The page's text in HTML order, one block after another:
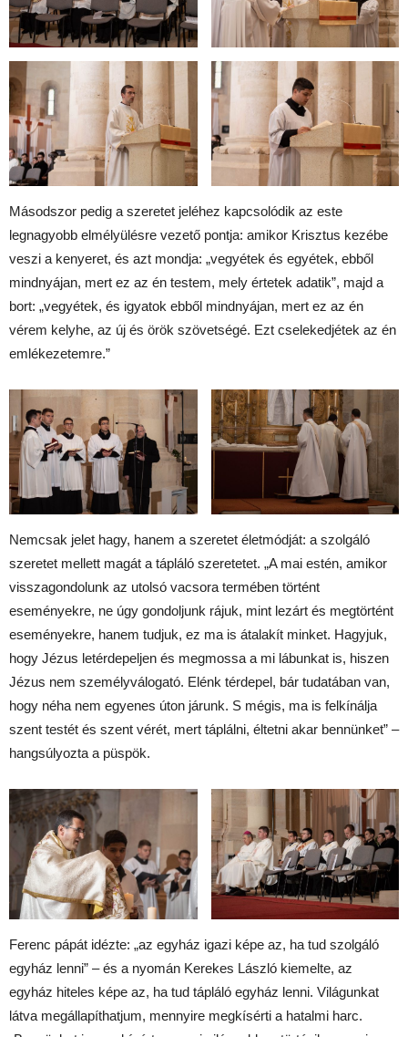
Másodszor pedig a szeretet jeléhez kapcsolódik az este
legnagyobb elmélyülésre vezető pontja: amikor Krisztus kezébe
veszi a kenyeret, és azt mondja: „vegyétek és egyétek, ebből
mindnyájan, mert ez az én testem, mely értetek adatik”, majd a
bort: „vegyétek, és igyatok ebből mindnyájan, mert ez az én
vérem kelyhe, az új és örök szövetségé. Ezt cselekedjétek az én
emlékezetemre.”
Nemcsak jelet hagy, hanem a szeretet életmódját: a szolgáló
szeretet mellett magát a tápláló szeretetet. „A mai estén, amikor
visszagondolunk az utolsó vacsora termében történt
eseményekre, ne úgy gondoljunk rájuk, mint lezárt és megtörtént
eseményekre, hanem tudjuk, ez ma is átalakít minket. Hagyjuk,
hogy Jézus letérdepeljen és megmossa a mi lábunkat is, hiszen
Jézus nem személyválogató. Elénk térdepel, bár tudatában van,
hogy néha nem egyenes úton járunk. S mégis, ma is felkínálja
szent testét és szent vérét, mert táplálni, éltetni akar bennünket” –
hangsúlyozta a püspök.
Ferenc pápát idézte: „az egyház igazi képe az, ha tud szolgáló
egyház lenni” – és a nyomán Kerekes László kiemelte, az
egyház hiteles képe az, ha tud tápláló egyház lenni. Világunkat
látva megállapíthatjum, mennyire megkísérti a hatalmi harc.